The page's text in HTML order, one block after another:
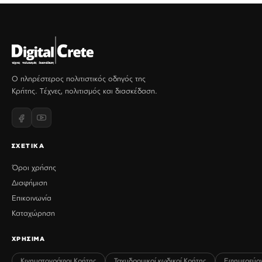
Ο πληρέστερος πολιτιστικός οδηγός της
Κρήτης. Τέχνες, πολιτισμός και διασκέδαση.
ΣΧΕΤΙΚΑ
Όροι χρήσης
Διαφήμιση
Επικοινωνία
Καταχώρηση
ΧΡΗΣΙΜΑ